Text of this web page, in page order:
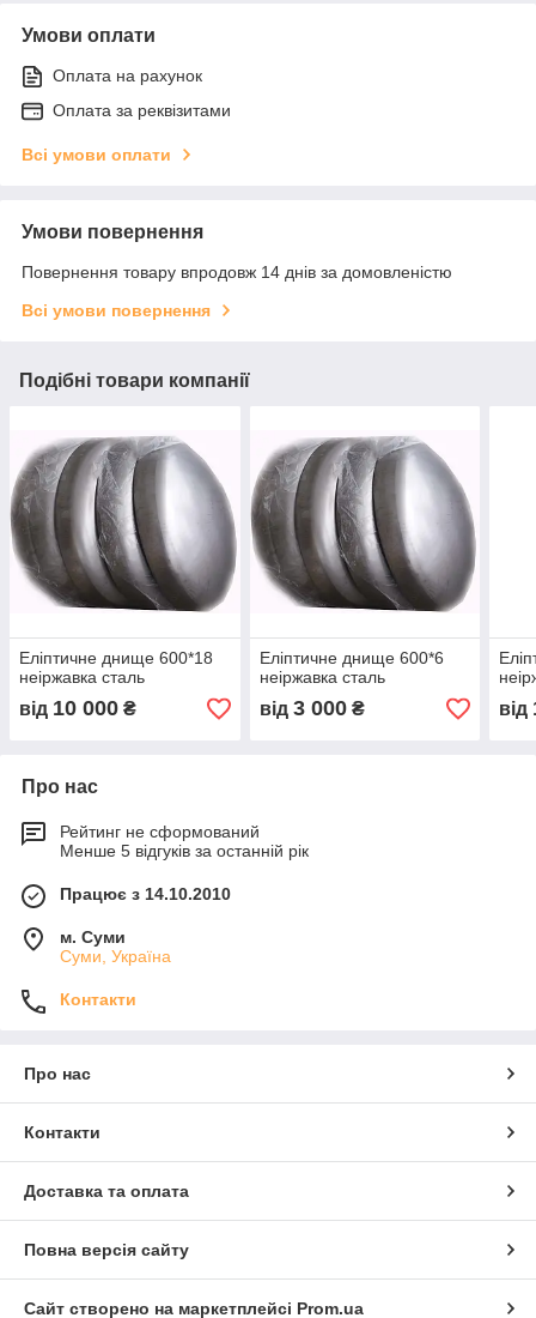
Умови оплати
Оплата на рахунок
Оплата за реквізитами
Всі умови оплати
Умови повернення
Повернення товару впродовж 14 днів за домовленістю
Всі умови повернення
Подібні товари компанії
Еліптичне днище 600*18
неіржавка сталь
від 10 000 ₴
Еліптичне днище 600*6
неіржавка сталь
від 3 000₴ від
Про нас
Рейтинг не сформований
Менше 5 відгуків за останній рік
Працює з 14.10.2010
м. Суми
Суми, Україна
Контакти
Про нас
Контакти
Доставка та оплата
Повна версія сайту
Сайт створено на маркетплейсі Prom.ua